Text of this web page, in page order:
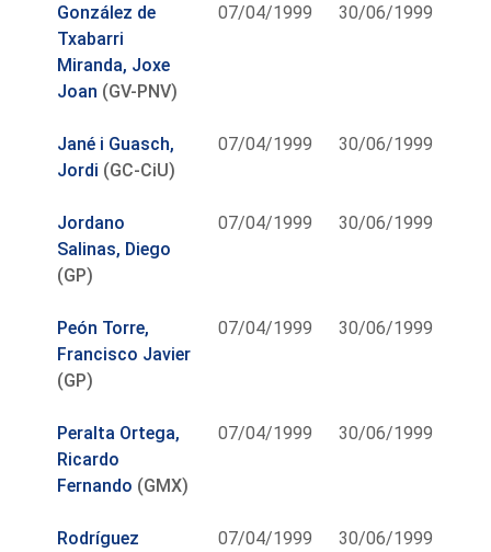
González de
Txabarri
Miranda, Joxe
Joan (GV-PNV)
07/04/1999 30/06/1999
Jané i Guasch,
Jordi (GC-CiU)
07/04/1999 30/06/1999
Jordano
Salinas, Diego
(GP)
07/04/1999 30/06/1999
Peón Torre,
Francisco Javier
(GP)
07/04/1999 30/06/1999
Peralta Ortega,
Ricardo
Fernando (GMX)
07/04/1999 30/06/1999
Rodríguez
07/04/1999 30/06/1999